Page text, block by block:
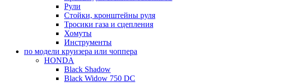
Рули
Стойки, кронштейны руля
Тросики газа и сцепления
Хомуты
Инструменты
по модели круизера или чоппера
HONDA
Black Shadow
Black Widow 750 DC